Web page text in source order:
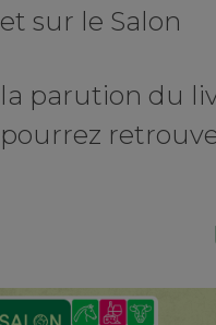
et sur le Salon
la parution du
pourrez